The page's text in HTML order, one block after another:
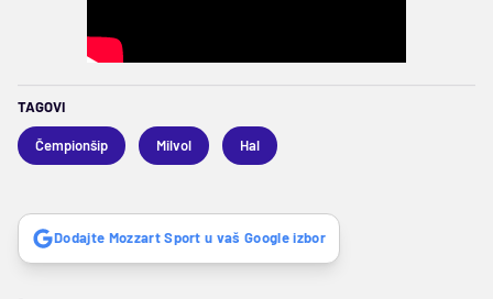
TAGOVI
Čempionšip Milvol Hal
Dodajte Mozzart Sport u vaš Google izbor